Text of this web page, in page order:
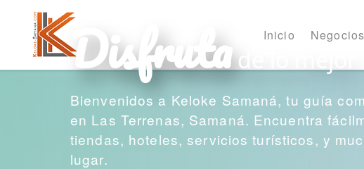
Inicio Negocios
Disfrutade lo mejor
Bienvenidos a Keloke Samaná, tu guía
en Las Terrenas, Samaná. Encuentra
tiendas, hoteles, servicios turísticos, y
lugar.